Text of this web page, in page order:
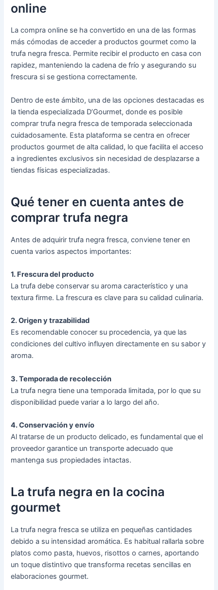
online
La compra online se ha convertido en una de las formas
más cómodas de acceder a productos gourmet como la
trufa negra fresca. Permite recibir el producto en casa con
rapidez, manteniendo la cadena de frío y asegurando su
frescura si se gestiona correctamente.
Dentro de este ámbito, una de las opciones destacadas es
la tienda especializada D’Gourmet, donde es posible
comprar trufa negra fresca de temporada seleccionada
cuidadosamente. Esta plataforma se centra en ofrecer
productos gourmet de alta calidad, lo que facilita el acceso
a ingredientes exclusivos sin necesidad de desplazarse a
tiendas físicas especializadas.
Qué tener en cuenta antes de
comprar trufa negra
Antes de adquirir trufa negra fresca, conviene tener en
cuenta varios aspectos importantes:
1. Frescura del producto
La trufa debe conservar su aroma característico y una
textura firme. La frescura es clave para su calidad culinaria.
2. Origen y trazabilidad
Es recomendable conocer su procedencia, ya que las
condiciones del cultivo influyen directamente en su sabor y
aroma.
3. Temporada de recolección
La trufa negra tiene una temporada limitada, por lo que su
disponibilidad puede variar a lo largo del año.
4. Conservación y envío
Al tratarse de un producto delicado, es fundamental que el
proveedor garantice un transporte adecuado que
mantenga sus propiedades intactas.
La trufa negra en la cocina
gourmet
La trufa negra fresca se utiliza en pequeñas cantidades
debido a su intensidad aromática. Es habitual rallarla sobre
platos como pasta, huevos, risottos o carnes, aportando
un toque distintivo que transforma recetas sencillas en
elaboraciones gourmet.